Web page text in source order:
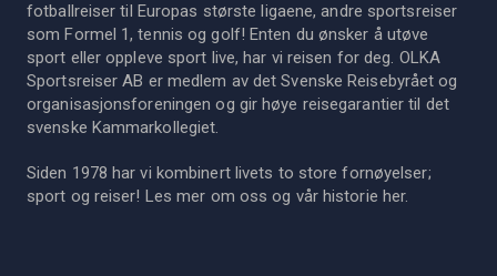
fotballreiser til Europas største ligaene, andre sportsreiser
som Formel 1, tennis og golf! Enten du ønsker å utøve
sport eller oppleve sport live, har vi reisen for deg. OLKA
Sportsreiser AB er medlem av det Svenske Reisebyrået og
organisasjonsforeningen og gir høye reisegarantier til det
svenske Kammarkollegiet.
Siden 1978 har vi kombinert livets to store fornøyelser;
sport og reiser! Les mer om oss og vår historie her.